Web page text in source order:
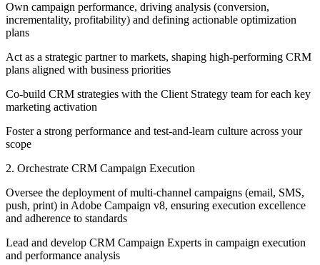
Own campaign performance, driving analysis (conversion,
incrementality, profitability) and defining actionable optimization
plans
Act as a strategic partner to markets, shaping high-performing CRM
plans aligned with business priorities
Co-build CRM strategies with the Client Strategy team for each key
marketing activation
Foster a strong performance and test-and-learn culture across your
scope
2. Orchestrate CRM Campaign Execution
Oversee the deployment of multi-channel campaigns (email, SMS,
push, print) in Adobe Campaign v8, ensuring execution excellence
and adherence to standards
Lead and develop CRM Campaign Experts in campaign execution
and performance analysis